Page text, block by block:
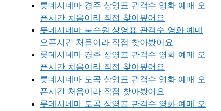
롯데시네마 경주 상영표 관객수 영화 예매 오
픈시간 처음이라 직접 찾아봤어요
롯데시네마 북수원 상영표 관객수 영화 예매
오픈시간 처음이라 직접 찾아봤어요
롯데시네마 경주 상영표 관객수 영화 예매 오
픈시간 처음이라 직접 찾아봤어요
롯데시네마 도곡 상영표 관객수 영화 예매 오
픈시간 처음이라 직접 찾아봤어요
롯데시네마 도곡 상영표 관객수 영화 예매 오